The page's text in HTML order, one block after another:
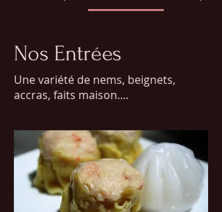
Nos Entrées
Une variété de nems, beignets,
accras, faits maison....